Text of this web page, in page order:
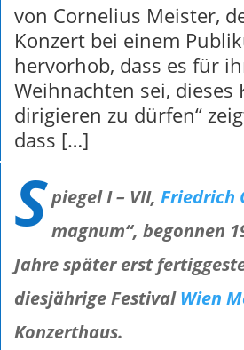
von Cornelius Meister,
Konzert bei einem
hervorhob, dass es für
Weihnachten sei, dieses
dirigieren zu dürfen“
dass […]
Spiegel I – VII, Friedrich
magnum“, begonnen
Jahre später erst
diesjährige FestivalWien
Konzerthaus.